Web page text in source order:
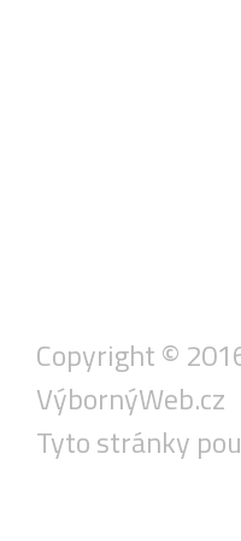
Copyright ©
VýbornýWeb.cz
Tyto stránky